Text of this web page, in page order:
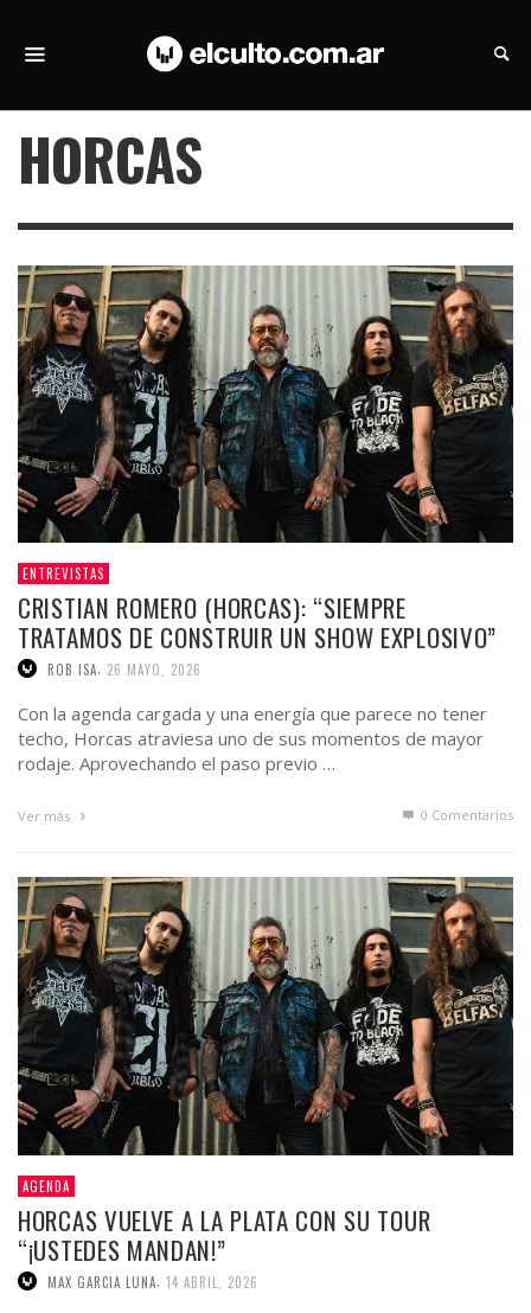
HORCAS
ENTREVISTAS
CRISTIAN ROMERO (HORCAS): “SIEMPRE
TRATAMOS DE CONSTRUIR UN SHOW EXPLOSIVO”
ROB ISA 26 MAYO, 2026
Con la agenda cargada y una energía que parece no tener
techo, Horcas atraviesa uno de sus momentos de mayor
rodaje. Aprovechando el paso previo …
Ver más 0 Comentarios
AGENDA
HORCAS VUELVE A LA PLATA CON SU TOUR
“¡USTEDES MANDAN!”
MAX GARCIA LUNA 14 ABRIL, 2026